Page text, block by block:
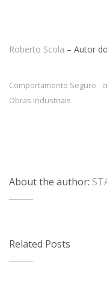
Roberto Scola – Autor
Comportamento Seguro
Obras Industriais
About the author:
Related Posts